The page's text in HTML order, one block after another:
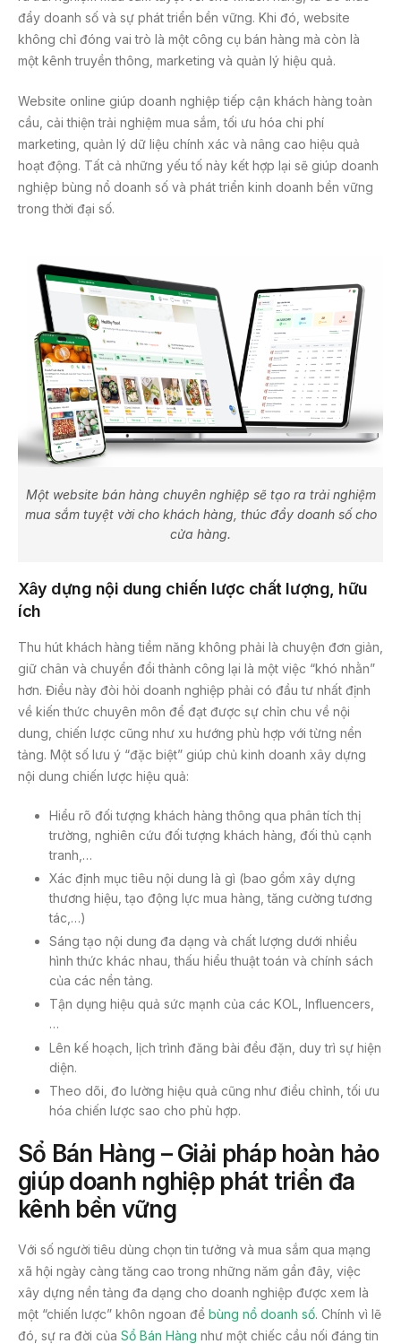
đẩy doanh số và sự phát triển bền vững. Khi đó, website
không chỉ đóng vai trò là một công cụ bán hàng mà còn là
một kênh truyền thông, marketing và quản lý hiệu quả.
Website online giúp doanh nghiệp tiếp cận khách hàng toàn
cầu, cải thiện trải nghiệm mua sắm, tối ưu hóa chi phí
marketing, quản lý dữ liệu chính xác và nâng cao hiệu quả
hoạt động. Tất cả những yếu tố này kết hợp lại sẽ giúp doanh
nghiệp bùng nổ doanh số và phát triển kinh doanh bền vững
trong thời đại số.
Một website bán hàng chuyên nghiệp sẽ tạo ra trải nghiệm
mua sắm tuyệt vời cho khách hàng, thúc đẩy doanh số cho
cửa hàng.
Xây dựng nội dung chiến lược chất lượng, hữu
ích
Thu hút khách hàng tiềm năng không phải là chuyện đơn giản,
giữ chân và chuyển đổi thành công lại là một việc “khó nhằn”
hơn. Điều này đòi hỏi doanh nghiệp phải có đầu tư nhất định
về kiến thức chuyên môn để đạt được sự chỉn chu về nội
dung, chiến lược cũng như xu hướng phù hợp với từng nền
tảng. Một số lưu ý “đặc biệt” giúp chủ kinh doanh xây dựng
nội dung chiến lược hiệu quả:
Hiểu rõ đối tượng khách hàng thông qua phân tích thị
trường, nghiên cứu đối tượng khách hàng, đối thủ cạnh
tranh,…
Xác định mục tiêu nội dung là gì (bao gồm xây dựng
thương hiệu, tạo động lực mua hàng, tăng cường tương
tác,…)
Sáng tạo nội dung đa dạng và chất lượng dưới nhiều
hình thức khác nhau, thấu hiểu thuật toán và chính sách
của các nền tảng.
Tận dụng hiệu quả sức mạnh của các KOL, Influencers,
…
Lên kế hoạch, lịch trình đăng bài đều đặn, duy trì sự hiện
diện.
Theo dõi, đo lường hiệu quả cũng như điều chỉnh, tối ưu
hóa chiến lược sao cho phù hợp.
Sổ Bán Hàng – Giải pháp hoàn hảo
giúp doanh nghiệp phát triển đa
kênh bền vững
Với số người tiêu dùng chọn tin tưởng và mua sắm qua mạng
xã hội ngày càng tăng cao trong những năm gần đây, việc
xây dựng nền tảng đa dạng cho doanh nghiệp được xem là
một “chiến lược” khôn ngoan để bùng nổ doanh số. Chính vì lẽ
đó, sự ra đời của Sổ Bán Hàng như một chiếc cầu nối đáng tin